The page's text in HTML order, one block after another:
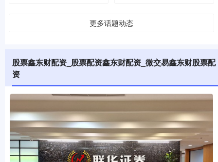
更多话题动态
股票鑫东财配资_股票配资鑫东财配资_微交易鑫东财股票配
资